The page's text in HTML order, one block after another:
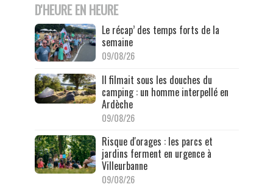
D'HEURE EN HEURE
Le récap’ des temps forts de la
semaine
09/08/26
Il filmait sous les douches du
camping : un homme interpellé en
Ardèche
09/08/26
Risque d'orages : les parcs et
jardins ferment en urgence à
Villeurbanne
09/08/26